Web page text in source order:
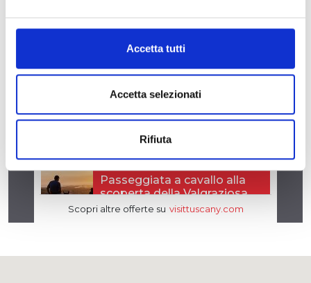
Accetta tutti
Accetta selezionati
Rifiuta